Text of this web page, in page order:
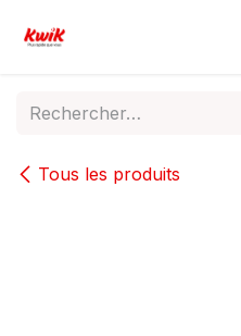
Tous les produits